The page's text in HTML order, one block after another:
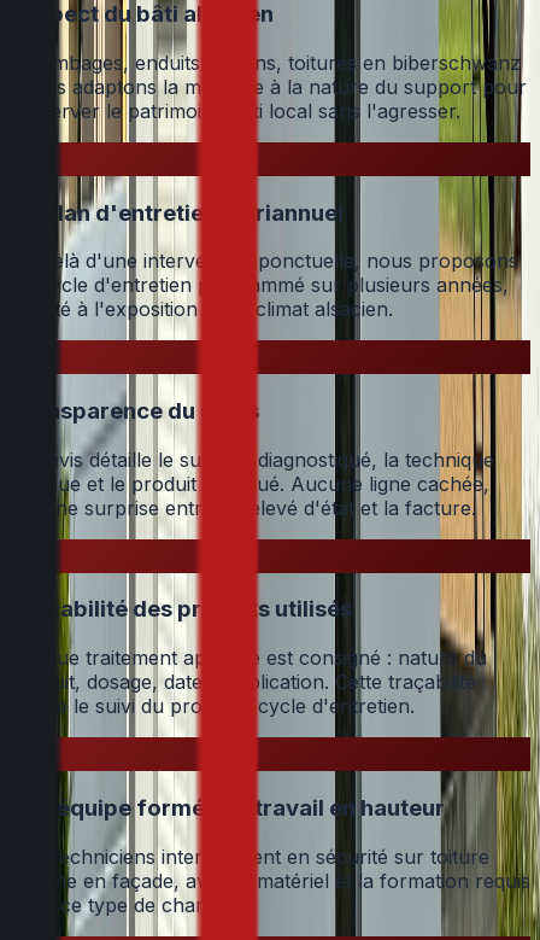
Respect du bâti alsacien
Colombages, enduits anciens, toitures en biberschwanz
: nous adaptons la méthode à la nature du support pour
préserver le patrimoine bâti local sans l'agresser.
Un plan d'entretien pluriannuel
Au delà d'une intervention ponctuelle, nous proposons
un cycle d'entretien programmé sur plusieurs années,
adapté à l'exposition et au climat alsacien.
Transparence du devis
Le devis détaille le support diagnostiqué, la technique
retenue et le produit appliqué. Aucune ligne cachée,
aucune surprise entre le relevé d'état et la facture.
Traçabilité des produits utilisés
Chaque traitement appliqué est consigné : nature du
produit, dosage, date d'application. Cette traçabilité
facilite le suivi du prochain cycle d'entretien.
Une équipe formée au travail en hauteur
Nos techniciens interviennent en sécurité sur toiture
comme en façade, avec le matériel et la formation requis
pour ce type de chantier.